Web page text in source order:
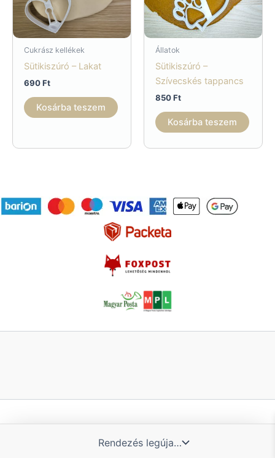
Cukrász kellékek
Sütikiszúró – Lakat
690Ft
Kosárba teszem
Állatok
Sütikiszúró –
Szívecskés tappancs
850Ft
Kosárba teszem
Copyright © 2026 GIESZER